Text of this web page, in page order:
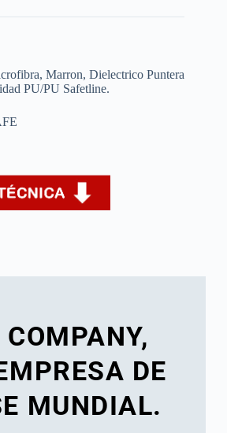
Marron, Dielectrico Puntera
PU/PU Safetline.
COMPANY,
DE
MUNDIAL.